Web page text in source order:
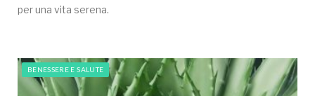
per una vita serena.
BENESSERE E SALUTE